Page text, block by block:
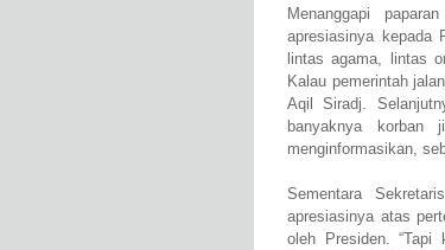
Menanggapi
apresiasinya kepada
lintas agama, lintas
Kalau pemerintah
Aqil Siradj.
banyaknya
menginformasikan,
Sementara
apresiasinya atas
oleh Presiden.